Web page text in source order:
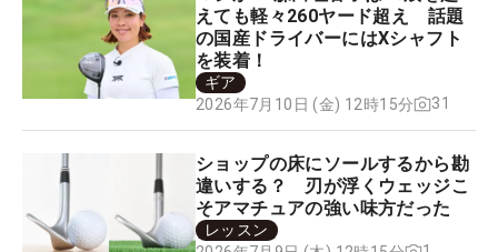
えても軽々260ヤード超え 話題
の国産ドライバーにはXシャフト
を装着！
ギア
2026年7月10日 (金) 12時15分
31
ショップの床にソールするから勘
違いする？ 刃が浮くウェッジこ
そアマチュアの強い味方だった
レッスン